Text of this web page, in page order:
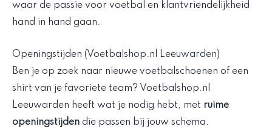
waar de passie voor voetbal en klantvriendelijkheid
hand in hand gaan.
Openingstijden (Voetbalshop.nl Leeuwarden)
Ben je op zoek naar nieuwe voetbalschoenen of een
shirt van je favoriete team? Voetbalshop.nl
Leeuwarden heeft wat je nodig hebt, met ruime
openingstijden die passen bij jouw schema.